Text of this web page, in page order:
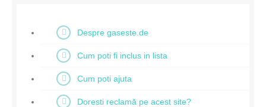
Despre gaseste.de
Cum poti fi inclus in lista
Cum poti ajuta
Doresti reclamă pe acest site?